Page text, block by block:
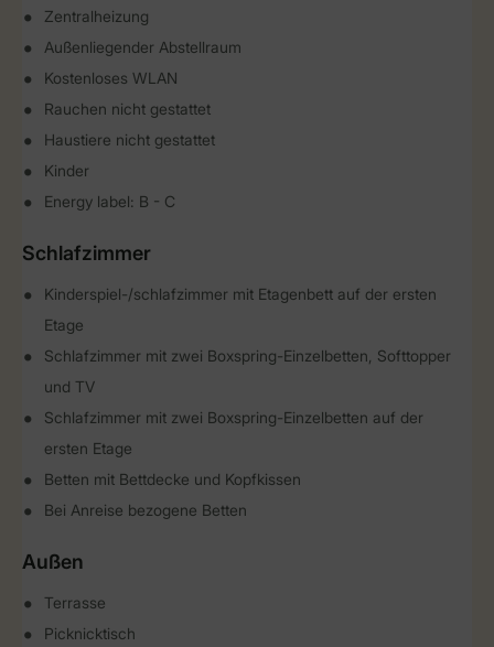
Zentralheizung
Außenliegender Abstellraum
Kostenloses WLAN
Rauchen nicht gestattet
Haustiere nicht gestattet
Kinder
Energy label: B - C
Schlafzimmer
Kinderspiel-/schlafzimmer mit Etagenbett auf der ersten
Etage
Schlafzimmer mit zwei Boxspring-Einzelbetten, Softtopper
und TV
Schlafzimmer mit zwei Boxspring-Einzelbetten auf der
ersten Etage
Betten mit Bettdecke und Kopfkissen
Bei Anreise bezogene Betten
Außen
Terrasse
Picknicktisch